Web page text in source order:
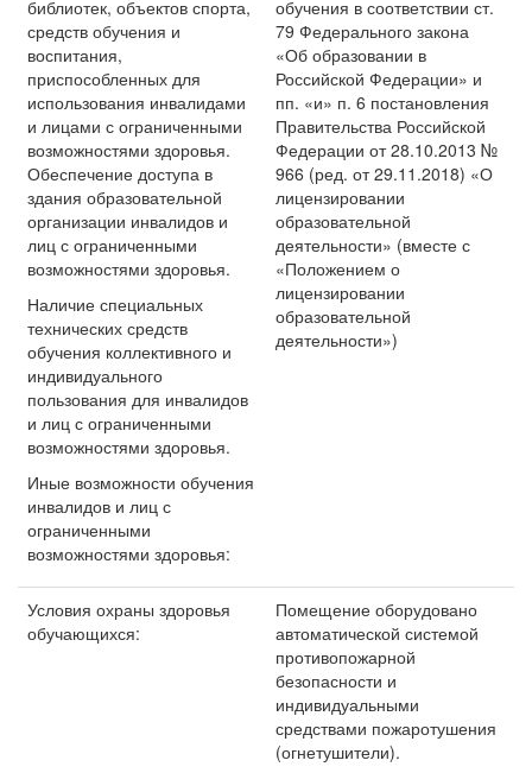
библиотек, объектов спорта,
средств обучения и
воспитания,
приспособленных для
использования инвалидами
и лицами с ограниченными
возможностями здоровья.
Обеспечение доступа в
здания образовательной
организации инвалидов и
лиц с ограниченными
возможностями здоровья.
Наличие специальных
технических средств
обучения коллективного и
индивидуального
пользования для инвалидов
и лиц с ограниченными
возможностями здоровья.
Иные возможности обучения
инвалидов и лиц с
ограниченными
возможностями здоровья:
обучения в соответствии ст.
79 Федерального закона
«Об образовании в
Российской Федерации» и
пп. «и» п. 6 постановления
Правительства Российской
Федерации от 28.10.2013 №
966 (ред. от 29.11.2018) «О
лицензировании
образовательной
деятельности» (вместе с
«Положением о
лицензировании
образовательной
деятельности»)
Условия охраны здоровья
обучающихся:
Помещение оборудовано
автоматической системой
противопожарной
безопасности и
индивидуальными
средствами пожаротушения
(огнетушители).